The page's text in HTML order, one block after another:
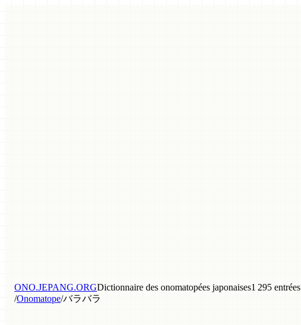
ONO.JEPANG.ORGDictionnaire des onomatopées japonaises1 295 entrées
/Onomatope/バラバラ